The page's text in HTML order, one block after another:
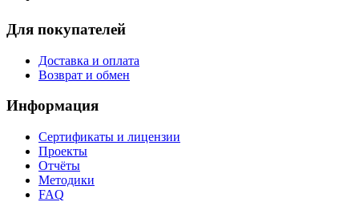
Для покупателей
Доставка и оплата
Возврат и обмен
Информация
Сертификаты и лицензии
Проекты
Отчёты
Методики
FAQ